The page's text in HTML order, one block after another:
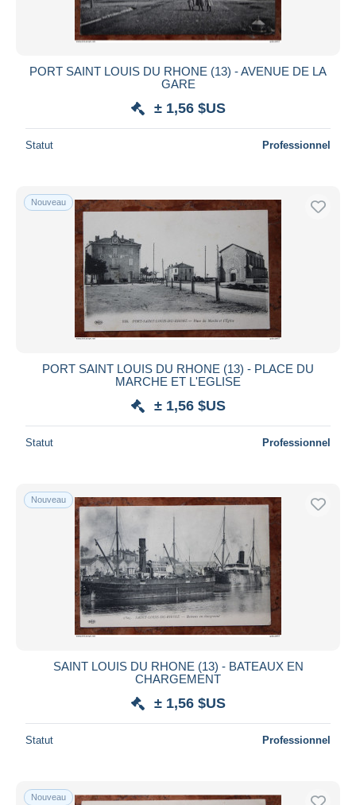
PORT SAINT LOUIS DU RHONE (13) - AVENUE DE LA
GARE
± 1,56 $US
Statut Professionnel
Nouveau
PORT SAINT LOUIS DU RHONE (13) - PLACE DU
MARCHE ET L'EGLISE
± 1,56 $US
Statut Professionnel
Nouveau
SAINT LOUIS DU RHONE (13) - BATEAUX EN
CHARGEMENT
± 1,56 $US
Statut Professionnel
Nouveau